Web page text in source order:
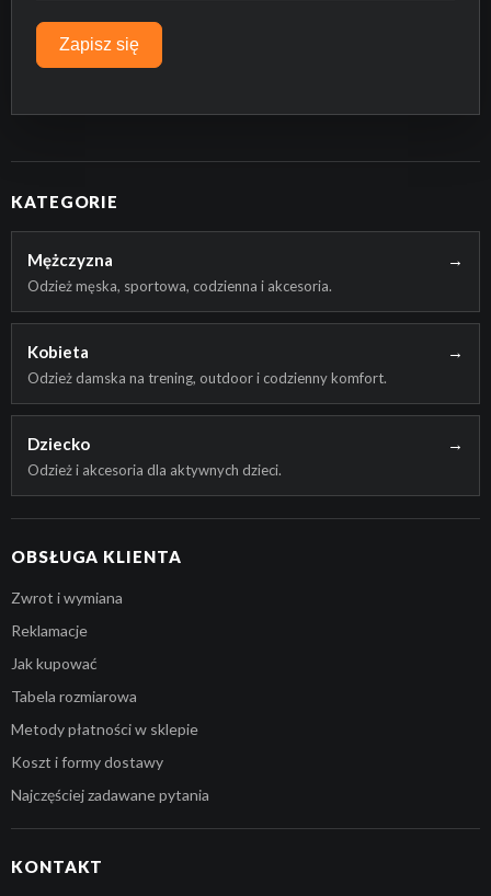
BRAK PRODUKTÓW W KOSZYKU.
Zapisz się
KATEGORIE
Mężczyzna →
Odzież męska, sportowa, codzienna i akcesoria.
Kobieta →
Odzież damska na trening, outdoor i codzienny komfort.
Dziecko →
Odzież i akcesoria dla aktywnych dzieci.
OBSŁUGA KLIENTA
Zwrot i wymiana
Reklamacje
Jak kupować
Tabela rozmiarowa
Metody płatności w sklepie
Koszt i formy dostawy
Najczęściej zadawane pytania
KONTAKT